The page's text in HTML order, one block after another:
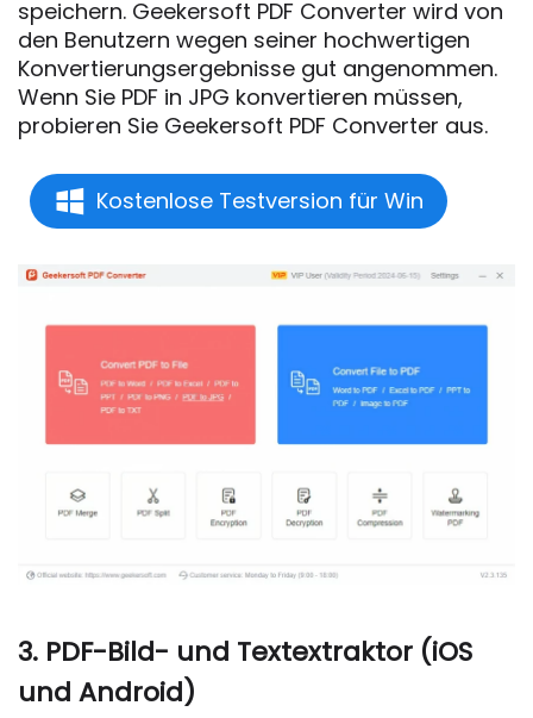
speichern. Geekersoft PDF Converter wird von
den Benutzern wegen seiner hochwertigen
Konvertierungsergebnisse gut angenommen.
Wenn Sie PDF in JPG konvertieren müssen,
probieren Sie Geekersoft PDF Converter aus.
Kostenlose Testversion für Win
3. PDF-Bild- und Textextraktor (iOS
und Android)